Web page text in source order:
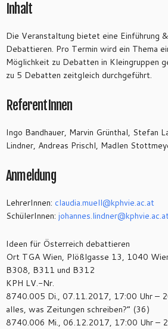
Inhalt
Die Veranstaltung bietet eine Einführung
Debattieren. Pro Termin wird ein Thema
Möglichkeit zu Debatten in Kleingruppen
zu 5 Debatten zeitgleich durchgeführt.
ReferentInnen
Ingo Bandhauer, Marvin Grünthal, Stefan
Lindner, Andreas Prischl, Madlen
Anmeldung
LehrerInnen: claudia.muell@kphvie.ac.at
SchülerInnen: johannes.lindner@
Ideen für Österreich debattieren
Ort TGA Wien, Plößlgasse 13, 1040
B308, B311 und B312
KPH LV.-Nr.
8740.005 Di., 07.11.2017, 17:00 Uhr –
alles, was Zeitungen schreiben?“ (36)
8740.006 Mi., 06.12.2017, 17:00 Uhr –